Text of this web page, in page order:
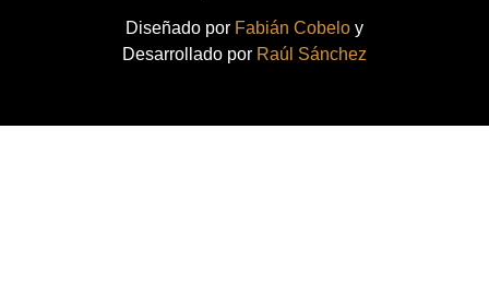
Diseñado por Fabián Cobelo y
Desarrollado por Raúl Sánchez